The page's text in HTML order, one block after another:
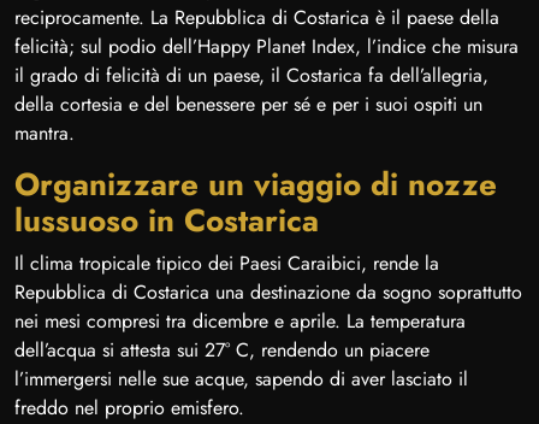
reciprocamente. La Repubblica di Costarica è il paese della
felicità; sul podio dell’Happy Planet Index, l’indice che misura
il grado di felicità di un paese, il Costarica fa dell’allegria,
della cortesia e del benessere per sé e per i suoi ospiti un
mantra.
Organizzare un viaggio di nozze
lussuoso in Costarica
Il clima tropicale tipico dei Paesi Caraibici, rende la
Repubblica di Costarica una destinazione da sogno soprattutto
nei mesi compresi tra dicembre e aprile. La temperatura
dell’acqua si attesta sui 27° C, rendendo un piacere
l’immergersi nelle sue acque, sapendo di aver lasciato il
freddo nel proprio emisfero.